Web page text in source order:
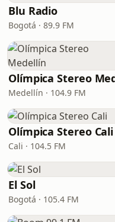
Blu Radio
Bogotá · 89.9 FM
Medellín · 104.9 FM
Olímpica Stereo Cali
Cali · 104.5 FM
El Sol
Bogotá · 105.4 FM